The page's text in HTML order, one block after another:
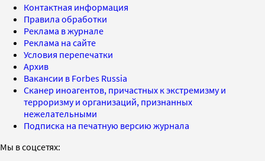
Контактная информация
Правила обработки
Реклама в журнале
Реклама на сайте
Условия перепечатки
Архив
Вакансии в Forbes Russia
Сканер иноагентов, причастных к экстремизму и
терроризму и организаций, признанных
нежелательными
Подписка на печатную версию журнала
Мы в соцсетях: